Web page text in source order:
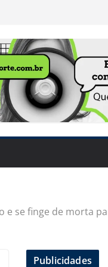
e se finge de morta
Publicidades